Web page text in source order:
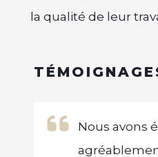
la qualité de leur
Nous avons